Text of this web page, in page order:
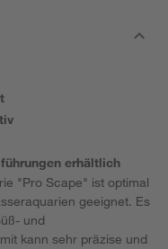
erhältlich
"Pro Scape" ist optimal
geeignet. Es
und
kann sehr präzise und